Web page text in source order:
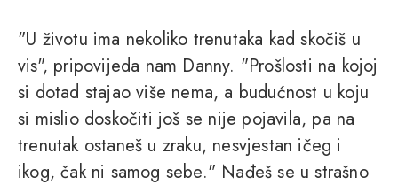
"U životu ima nekoliko trenutaka kad skočiš u
vis", pripovijeda nam Danny. "Prošlosti na kojoj
si dotad stajao više nema, a budućnost u koju
si mislio doskočiti još se nije pojavila, pa na
trenutak ostaneš u zraku, nesvjestan ičeg i
ikog, čak ni samog sebe." Nađeš se u strašno